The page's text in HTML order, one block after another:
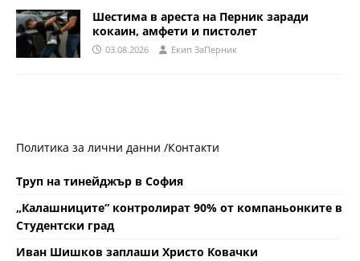
Шестима в ареста на Перник заради
кокаин, амфети и пистолет
03.08.2026 Eкип ЗаПерник
Политика за лични данни /Контакти
Труп на тинейджър в София
„Калашниците“ контролират 90% от компаньонките в
Студентски град
Иван Шишков заплаши Христо Ковачки